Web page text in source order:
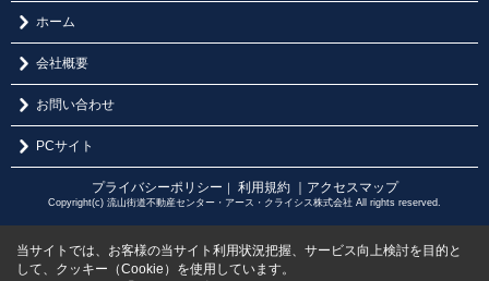
ホーム
会社概要
お問い合わせ
PCサイト
プライバシーポリシー ｜ 利用規約 ｜アクセスマップ
Copyright(c) 流山街道不動産センター・アース・クライシス株式会社 All rights reserved.
当サイトでは、お客様の当サイト利用状況把握、サービス向上検討を目的と
して、クッキー（Cookie）を使用しています。